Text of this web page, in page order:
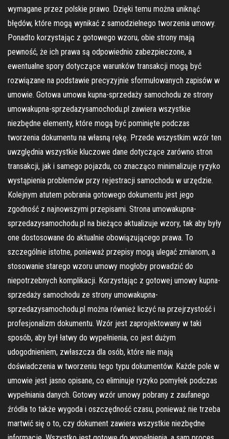
wymagane przez polskie prawo. Dzięki temu można uniknąć
błędów, które mogą wynikać z samodzielnego tworzenia umowy.
Ponadto korzystając z gotowego wzoru, obie strony mają
pewność, że ich prawa są odpowiednio zabezpieczone, a
ewentualne spory dotyczące warunków transakcji mogą być
rozwiązane na podstawie precyzyjnie sformułowanych zapisów w
umowie. Gotowa umowa kupna-sprzedaży samochodu ze strony
umowakupna-sprzedazysamochodu.pl zawiera wszystkie
niezbędne elementy, które mogą być pominięte podczas
tworzenia dokumentu na własną rękę. Przede wszystkim wzór ten
uwzględnia wszystkie kluczowe dane dotyczące zarówno stron
transakcji, jak i samego pojazdu, co znacząco minimalizuje ryzyko
wystąpienia problemów przy rejestracji samochodu w urzędzie.
Kolejnym atutem pobrania gotowego dokumentu jest jego
zgodność z najnowszymi przepisami. Strona umowakupna-
sprzedazysamochodu.pl na bieżąco aktualizuje wzory, tak aby były
one dostosowane do aktualnie obowiązującego prawa. To
szczególnie istotne, ponieważ przepisy mogą ulegać zmianom, a
stosowanie starego wzoru umowy mogłoby prowadzić do
niepotrzebnych komplikacji. Korzystając z gotowej umowy kupna-
sprzedaży samochodu ze strony umowakupna-
sprzedazysamochodu.pl można również liczyć na przejrzystość i
profesjonalizm dokumentu. Wzór jest zaprojektowany w taki
sposób, aby był łatwy do wypełnienia, co jest dużym
udogodnieniem, zwłaszcza dla osób, które nie mają
doświadczenia w tworzeniu tego typu dokumentów. Każde pole w
umowie jest jasno opisane, co eliminuje ryzyko pomyłek podczas
wypełniania danych. Gotowy wzór umowy pobrany z zaufanego
źródła to także wygoda i oszczędność czasu, ponieważ nie trzeba
martwić się o to, czy dokument zawiera wszystkie niezbędne